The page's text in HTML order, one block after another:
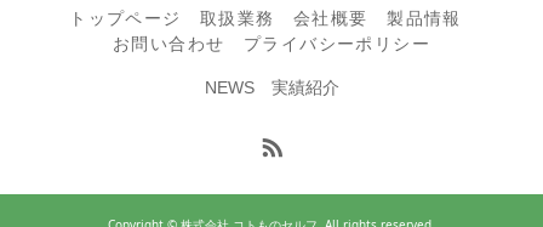
トップページ 取扱業務 会社概要
製品情報
お問い合わせ
プライバシーポリシー
NEWS 実績紹介